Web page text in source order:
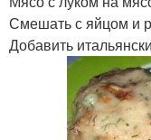
Смешать с яйцом и
Добавить